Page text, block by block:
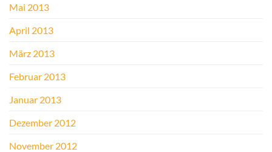
Mai 2013
April 2013
März 2013
Februar 2013
Januar 2013
Dezember 2012
November 2012